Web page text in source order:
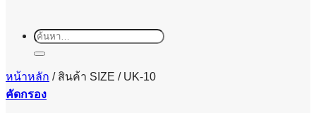
ค้นหา:
หน้าหลัก /สินค้า SIZE /UK-10
คัดกรอง